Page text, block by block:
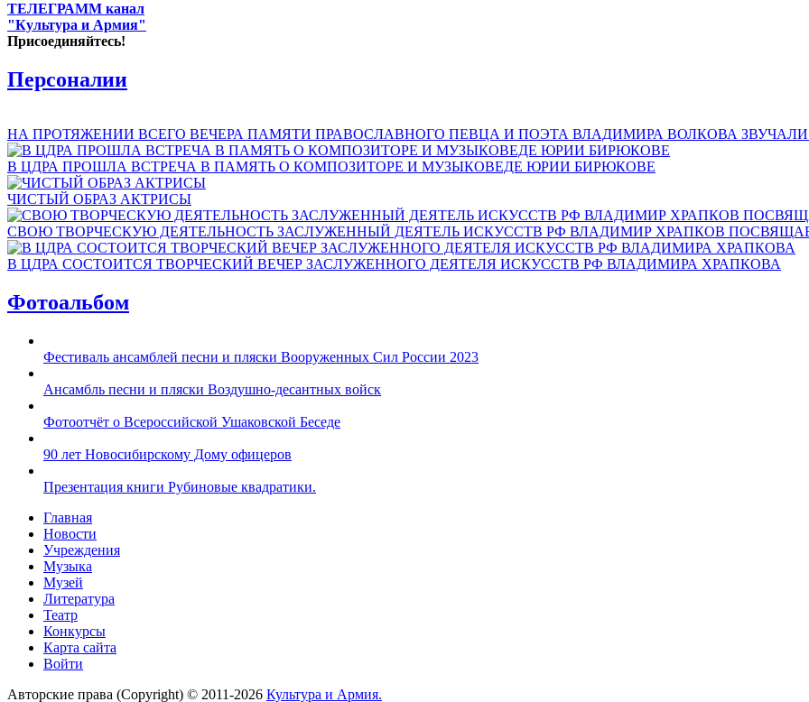
ТЕЛЕГРАММ канал
"Культура и Армия"
Присоединяйтесь!
Персоналии
НА ПРОТЯЖЕНИИ ВСЕГО ВЕЧЕРА ПАМЯТИ ПРАВОСЛАВНОГО ПЕВЦА И ПОЭТА ВЛАДИМИРА ВОЛКОВА
В ЦДРА ПРОШЛА ВСТРЕЧА В ПАМЯТЬ О КОМПОЗИТОРЕ И МУЗЫКОВЕДЕ ЮРИИ БИРЮКОВЕ
ЧИСТЫЙ ОБРАЗ АКТРИСЫ
СВОЮ ТВОРЧЕСКУЮ ДЕЯТЕЛЬНОСТЬ ЗАСЛУЖЕННЫЙ ДЕЯТЕЛЬ ИСКУССТВ РФ ВЛАДИМИР ХРАПКОВ
В ЦДРА СОСТОИТСЯ ТВОРЧЕСКИЙ ВЕЧЕР ЗАСЛУЖЕННОГО ДЕЯТЕЛЯ ИСКУССТВ РФ ВЛАДИМИРА ХРАПКОВА
Фотоальбом
Фестиваль ансамблей песни и пляски Вооруженных Сил России 2023
Ансамбль песни и пляски Воздушно-десантных войск
Фотоотчёт о Всероссийской Ушаковской Беседе
90 лет Новосибирскому Дому офицеров
Презентация книги Рубиновые квадратики.
Главная
Новости
Учреждения
Музыка
Музей
Литература
Театр
Конкурсы
Карта сайта
Войти
Авторские права (Copyright) © 2011-2026 Культура и Армия.